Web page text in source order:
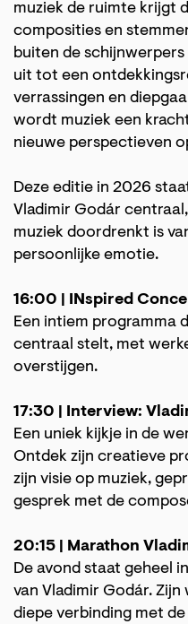
muziek de ruimte krijgt
composities en
buiten de
uit tot een
verrassingen en
wordt muziek een
nieuwe perspectieven
Deze editie in 2026
Vladimir Godár
muziek doordrenkt is
persoonlijke emotie.
16:00 | INspired
Een intiem programma
centraal stelt, met
overstijgen.
17:30 | Interview:
Een uniek kijkje in de
Ontdek zijn creatieve
zijn visie op muziek,
gesprek met de
20:15 | Marathon
De avond staat geheel
van Vladimir Godár.
diepe verbinding met